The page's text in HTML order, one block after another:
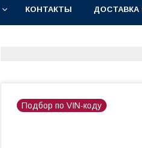
КОНТАКТЫ ДОСТАВКА
Подбор по VIN-коду